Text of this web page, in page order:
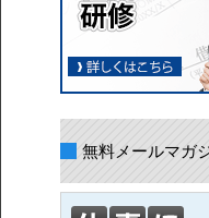
無料メールマガ